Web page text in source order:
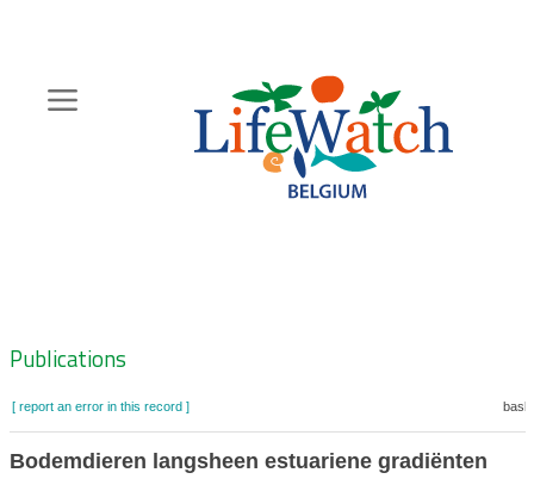
content
Zoeknavigatie
Publications
[ report an error in this record ]
Bodemdieren langsheen estuariene gradiënten